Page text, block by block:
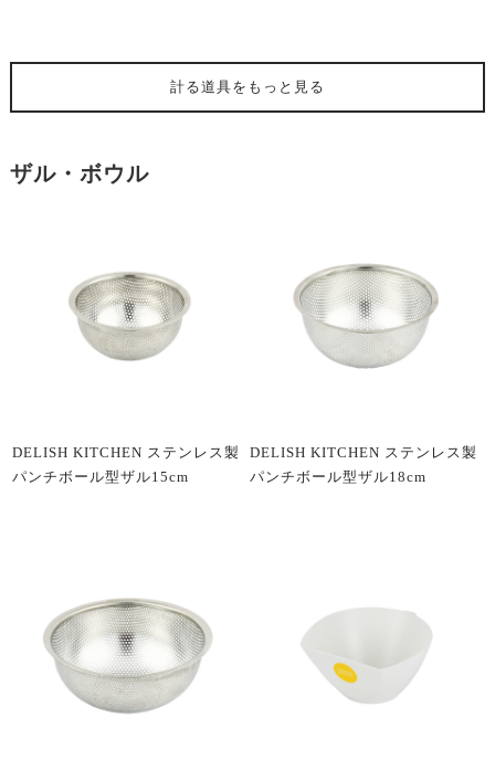
計る道具をもっと見る
ザル・ボウル
DELISH KITCHEN ステンレス製
パンチボール型ザル15cm
DELISH KITCHEN ステンレス製
パンチボール型ザル18cm